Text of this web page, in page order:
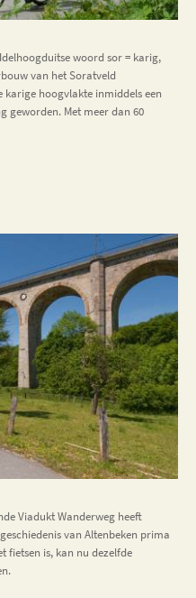
woord sor = karig,
van het Soratveld
hoogvlakte inmiddels een
geworden. Met meer dan 60
Viadukt Wanderweg heeft
van Altenbeken prima
fietsen is, kan nu dezelfde